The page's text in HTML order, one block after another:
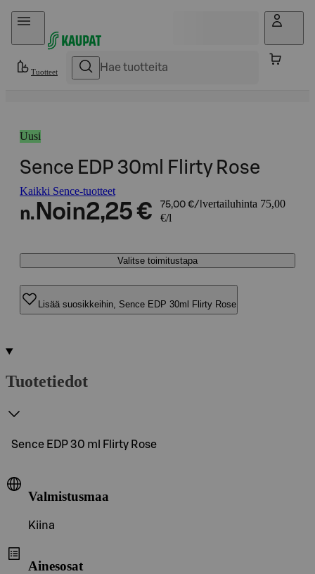
Hyppää sisältöön
Tuotteet
Uusi
Sence EDP 30ml Flirty Rose
Kaikki Sence-tuotteet
n. Noin2,25 € 75,00 €/l vertailuhinta 75,00
€/l
Valitse toimitustapa
Lisää suosikkeihin, Sence EDP 30ml Flirty Rose
Tuotetiedot
Sence EDP 30 ml Flirty Rose
Valmistusmaa
Kiina
Ainesosat